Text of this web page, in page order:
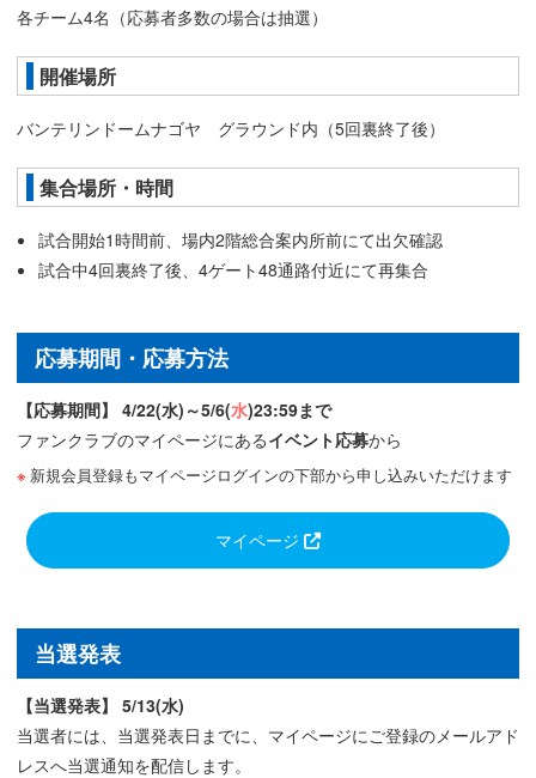
各チーム4名（応募者多数の場合は抽選）
開催場所
バンテリンドームナゴヤ グラウンド内（5回裏終了後）
集合場所・時間
試合開始1時間前、場内2階総合案内所前にて出欠確認
試合中4回裏終了後、4ゲート48通路付近にて再集合
応募期間・応募方法
【応募期間】 4/22(水)～5/6(水)23:59まで
ファンクラブのマイページにあるイベント応募から
新規会員登録もマイページログインの下部から申し込みいただけます
マイページ
当選発表
【当選発表】 5/13(水)
当選者には、当選発表日までに、マイページにご登録のメールアド
レスへ当選通知を配信します。